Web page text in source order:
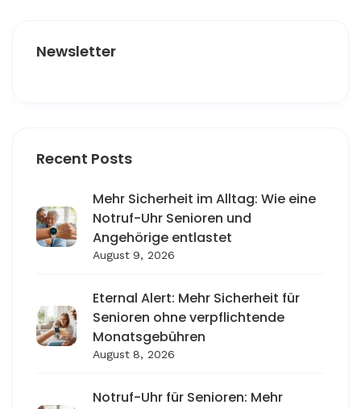
Newsletter
Recent Posts
Mehr Sicherheit im Alltag: Wie eine
Notruf-Uhr Senioren und
Angehörige entlastet
August 9, 2026
Eternal Alert: Mehr Sicherheit für
Senioren ohne verpflichtende
Monatsgebühren
August 8, 2026
Notruf-Uhr für Senioren: Mehr